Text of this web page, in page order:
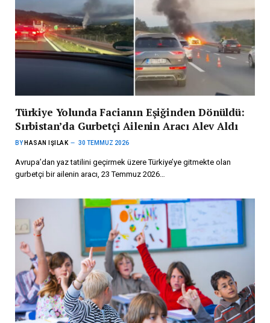
Türkiye Yolunda Facianın Eşiğinden Dönüldü:
Sırbistan’da Gurbetçi Ailenin Aracı Alev Aldı
BY HASAN IŞILAK 30 TEMMUZ 2026
Avrupa’dan yaz tatilini geçirmek üzere Türkiye’ye gitmekte olan
gurbetçi bir ailenin aracı, 23 Temmuz 2026…